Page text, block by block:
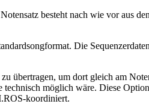
besteht nach wie vor aus
Die
übertragen, um dort gleich am
möglich wäre. Diese
koordiniert.